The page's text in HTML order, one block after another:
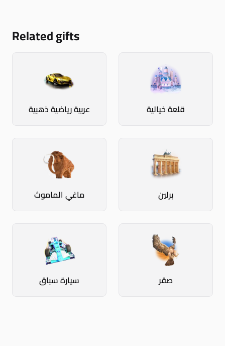
Related gifts
عربية رياضية ذهبية قلعة خيالية
ماغي الماموث برلين
سيارة سباق صقر